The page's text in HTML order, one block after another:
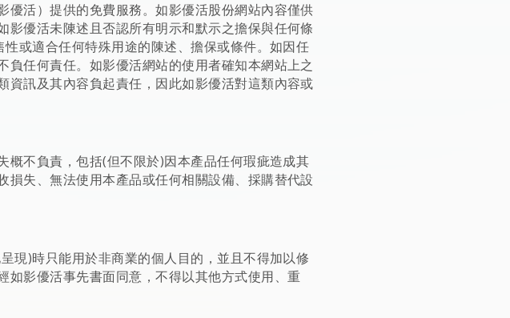
活）提供的免費服務。如影優活股份網站內容僅供
優活未陳述且否認所有明示和默示之擔保與任何條
或適合任何特殊用途的陳述、擔保或條件。如因任
任何責任。如影優活網站的使用者確知本網站上之
訊及其內容負起責任，因此如影優活對這類內容或
不負責，包括(但不限於)因本產品任何瑕疵造成其
失、無法使用本產品或任何相關設備、採購替代設
現)時只能用於非商業的個人目的，並且不得加以修
影優活事先書面同意，不得以其他方式使用、重